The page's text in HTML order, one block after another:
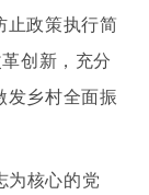
止政策执行简
创新，充分
发乡村全面振
为核心的党